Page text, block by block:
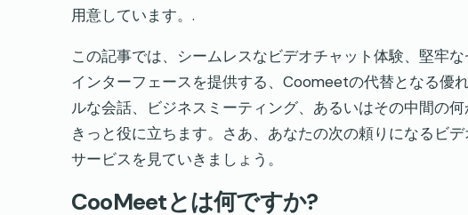
用意しています。.
この記事では、シームレスなビデオチャット体験、堅牢
インターフェースを提供する、Coomeetの代替となる優
ルな会話、ビジネスミーティング、あるいはその中間の
きっと役に立ちます。さあ、あなたの次の頼りになるビ
サービスを見ていきましょう。
CooMeetとは何ですか?